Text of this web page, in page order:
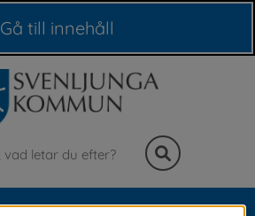
Gå till innehåll